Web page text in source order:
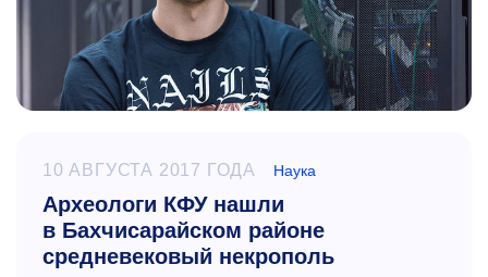
10 АВГУСТА 2017 ГОДА Наука
Археологи КФУ нашли
в Бахчисарайском районе
средневековый некрополь